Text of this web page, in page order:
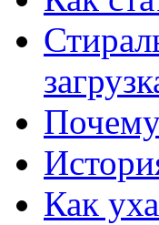
Как